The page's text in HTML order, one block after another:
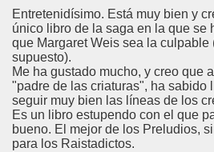
Entretenidísimo. Está muy bien y
único libro de la saga en la que se
que Margaret Weis sea la culpable
supuesto).
Me ha gustado mucho, y creo que
"padre de las criaturas", ha sabido
seguir muy bien las líneas de los
Es un libro estupendo con el que
bueno. El mejor de los Preludios,
para los Raistadictos.